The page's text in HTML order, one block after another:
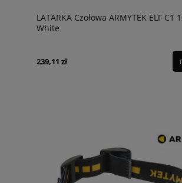
LATARKA Czołowa ARMYTEK ELF C1
White
239,11 zł